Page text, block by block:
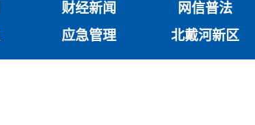
财经新闻 网信普法
应急管理 北戴河新区